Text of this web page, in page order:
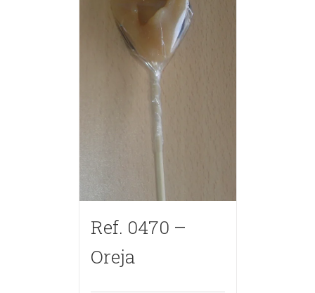
Ref. 0470 –
Oreja